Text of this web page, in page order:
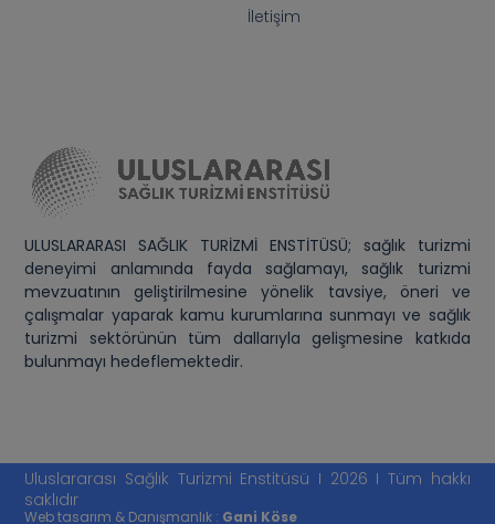
ULUSLARARASI SAĞLIK TURİZMİ ENSTİTÜSÜ; sağlık turizmi
deneyimi anlamında fayda sağlamayı, sağlık turizmi
mevzuatının geliştirilmesine yönelik tavsiye, öneri ve
çalışmalar yaparak kamu kurumlarına sunmayı ve sağlık
turizmi sektörünün tüm dallarıyla gelişmesine katkıda
bulunmayı hedeflemektedir.
İletişim
Uluslararası Sağlık Turizmi Enstitüsü I 2026 I Tüm hakkı
saklıdır
Web tasarım & Danışmanlık : Gani Köse